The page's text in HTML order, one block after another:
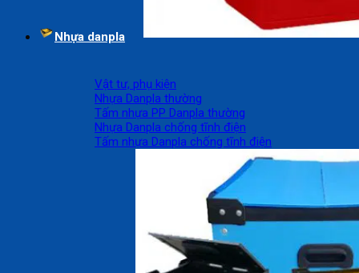
Nhựa danpla
Vật tư, phụ kiện
Nhựa Danpla thường
Tấm nhựa PP Danpla thường
Nhựa Danpla chống tĩnh điện
Tấm nhựa Danpla chống tĩnh điện